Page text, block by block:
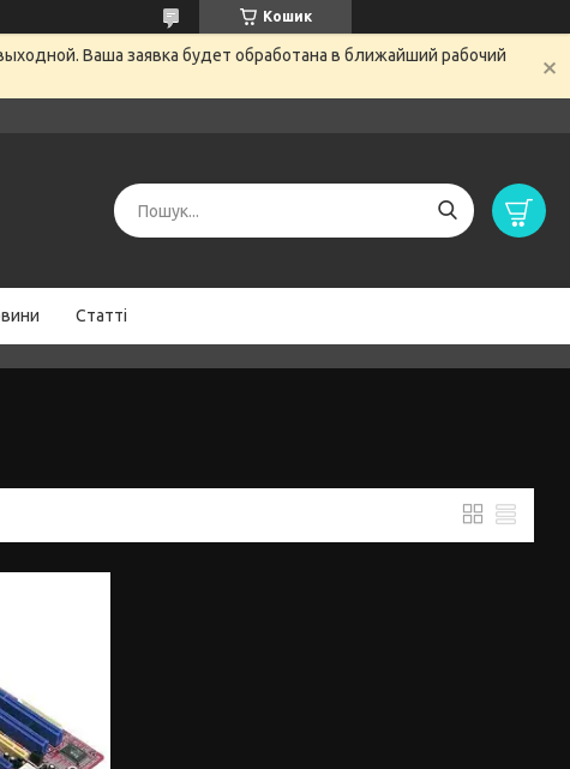
Кошик
Ваша заявка будет обработана в ближайший рабочий
Статті